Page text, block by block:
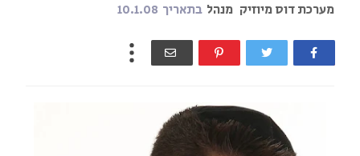
מערכת דוס מיוזיק מנהל בתאריך 10.1.08